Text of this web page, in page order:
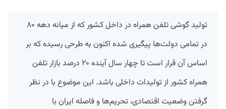
تولید گوشی تلفن همراه در داخل کشور که از میانه دهه ۸۰
در تمامی دولت‌ها پیگیری شده اکنون به طرحی رسیده که بر
اساس آن قرار است تا چهار سال آینده ۲۰ درصد بازار تلفن
همراه کشور از تولیدات داخلی باشد. این موضوع با در نظر
گرفتن وضعیت اقتصادی، تحریم‌ها و فاصله ایران با